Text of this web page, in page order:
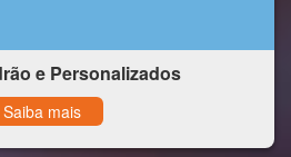
e Personalizados
Saiba mais